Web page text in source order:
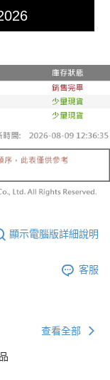
顯示電腦版詳細說明
客服
查看全部